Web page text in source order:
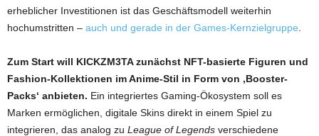
erheblicher Investitionen ist das Geschäftsmodell weiterhin
hochumstritten – auch und gerade in der Games-Kernzielgruppe
Zum Start will KICKZM3TA zunächst NFT-basierte Figuren und
Fashion-Kollektionen im Anime-Stil in Form von ‚Booster-
Packs‘ anbieten. Ein integriertes Gaming-Ökosystem soll es
Marken ermöglichen, digitale Skins direkt in einem Spiel zu
integrieren, das analog zu League of Legends verschiedene